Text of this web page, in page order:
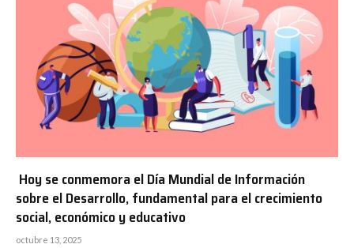
Hoy se conmemora el Día Mundial de Información
sobre el Desarrollo, fundamental para el crecimiento
social, económico y educativo
octubre 13, 2025